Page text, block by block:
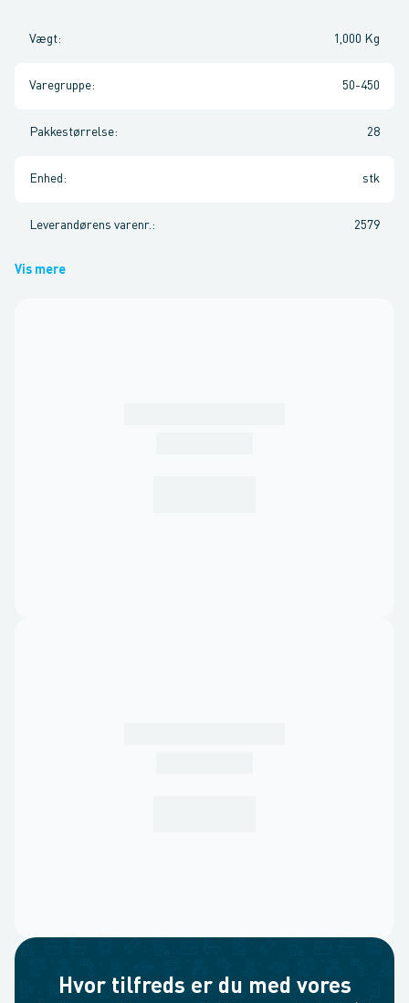
Vægt: 1,000 Kg
Varegruppe: 50-450
Pakkestørrelse: 28
Enhed : stk
Leverandørens varenr. : 2579
Vis mere
Hvor tilfreds er du med vores